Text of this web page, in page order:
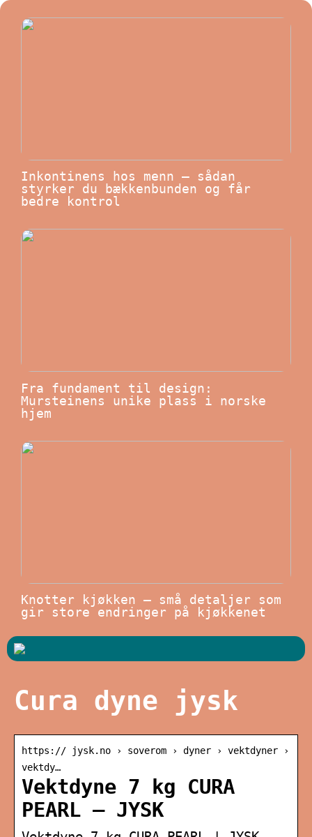
Inkontinens hos menn – sådan
styrker du bækkenbunden og får
bedre kontrol
Fra fundament til design:
Mursteinens unike plass i norske
hjem
Knotter kjøkken – små detaljer som
gir store endringer på kjøkkenet
Cura dyne jysk
https:// jysk.no › soverom › dyner › vektdyner ›
vektdy…
Vektdyne 7 kg CURA
PEARL – JYSK